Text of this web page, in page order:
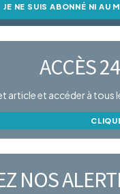
JE NE SUIS ABONNÉ NI AU
ACCÈS
article et accéder à tous
NOS